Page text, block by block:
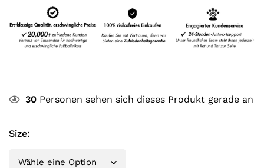
30 Personen sehen sich dieses Produkt gerade an
Size: